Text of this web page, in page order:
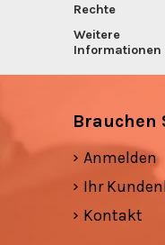
Rechte
Weitere
Informationen
Brauchen
Anmelden
Ihr
Kontakt